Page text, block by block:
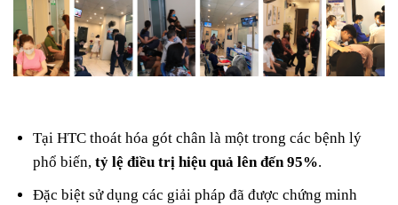
Tại HTC thoát hóa gót chân là một trong các bệnh lý
phổ biến,tỷ lệ điều trị hiệu quả lên đến 95%.
Đặc biệt sử dụng các giải pháp đã được chứng minh